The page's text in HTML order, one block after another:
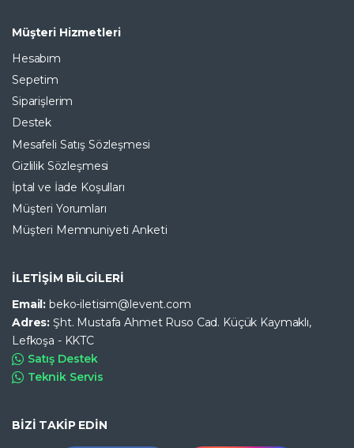
Müşteri Hizmetleri
Hesabım
Sepetim
Siparişlerim
Destek
Mesafeli Satış Sözleşmesi
Gizlilik Sözleşmesi
İptal ve İade Koşulları
Müşteri Yorumları
Müşteri Memnuniyeti Anketi
İLETİŞİM BİLGİLERİ
Email: beko-iletisim@levent.com
Adres:Şht. Mustafa Ahmet Ruso Cad. Küçük Kaymaklı,
Lefkoşa - KKTC
Satış Destek
Teknik Servis
BİZİ TAKİP EDİN